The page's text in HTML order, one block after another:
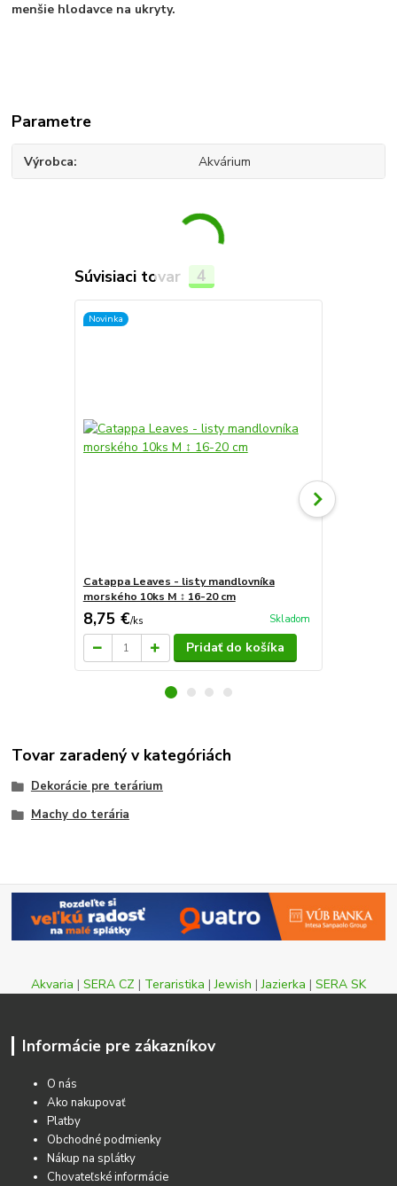
menšie hlodavce na ukryty.
Parametre
Výrobca Akvárium
Súvisiaci tovar 4
Novinka
Catappa Leaves - listy mandlovníka
morského 10ks M ↕ 16-20 cm
8,75 €/ks Skladom
Pridať do košíka
Tovar zaradený v kategóriách
Dekorácie pre terárium
Machy do terária
Akvaria | SERA CZ | Teraristika |Jewish |Jazierka | SERA SK
Informácie pre zákazníkov
O nás
Ako nakupovať
Platby
Obchodné podmienky
Nákup na splátky
Chovateľské informácie